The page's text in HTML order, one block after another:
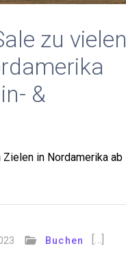
zu vielen
&
in Nordamerika ab
Buchen